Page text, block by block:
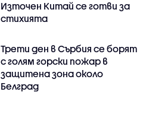
Източен Китай се готви за
стихията
Трети ден в Сърбия се борят
с голям горски пожар в
защитена зона около
Белград